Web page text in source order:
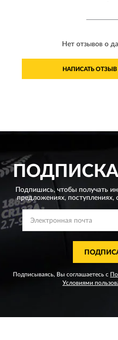
Нет отзывов о
НАПИСАТЬ
ПОДПИСКА
Подпишись, чтобы получать
предложениях,
Подписываясь, Вы соглашаетесь с
Условиями